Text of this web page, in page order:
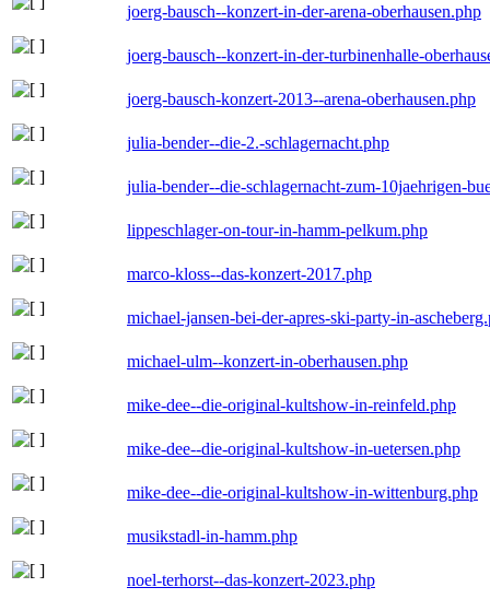
joerg-bausch--konzert-in-der-arena-oberhausen.php
joerg-bausch--konzert-in-der-turbinenhalle-
joerg-bausch-konzert-2013--arena-oberhausen.php
julia-bender--die-2.-schlagernacht.php
julia-bender--die-schlagernacht-zum-10jaehrigen-
lippeschlager-on-tour-in-hamm-pelkum.php
marco-kloss--das-konzert-2017.php
michael-jansen-bei-der-apres-ski-party-in-
michael-ulm--konzert-in-oberhausen.php
mike-dee--die-original-kultshow-in-reinfeld.php
mike-dee--die-original-kultshow-in-uetersen.php
mike-dee--die-original-kultshow-in-wittenburg.php
musikstadl-in-hamm.php
noel-terhorst--das-konzert-2023.php